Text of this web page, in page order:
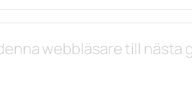
webbläsare till nästa